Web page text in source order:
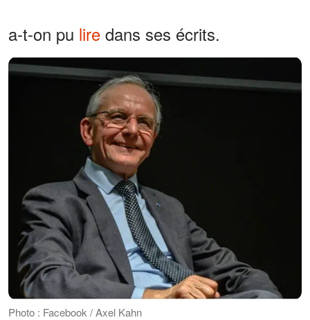
a-t-on pu lire dans ses écrits.
Photo : Facebook / Axel Kahn